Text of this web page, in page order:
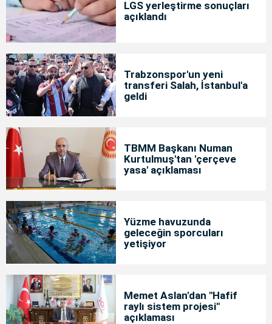
LGS yerleştirme sonuçları
açıklandı
Trabzonspor'un yeni
transferi Salah, İstanbul'a
geldi
TBMM Başkanı Numan
Kurtulmuş'tan 'çerçeve
yasa' açıklaması
Yüzme havuzunda
geleceğin sporcuları
yetişiyor
Memet Aslan'dan "Hafif
raylı sistem projesi"
açıklaması